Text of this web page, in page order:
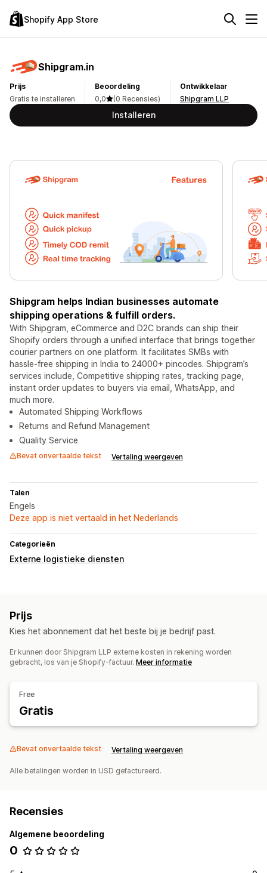
Shopify App Store
Shipgram.in
Prijs
Gratis te installeren
Beoordeling
0,0
(0 Recensies)
Ontwikkelaar
Shipgram LLP
Installeren
Shipgram helps Indian businesses automate
shipping operations & fulfill orders.
With Shipgram, eCommerce and D2C brands can ship their
Shopify orders through a unified interface that brings together
courier partners on one platform. It facilitates SMBs with
hassle-free shipping in India to 24000+ pincodes. Shipgram’s
services include, Competitive shipping rates, tracking page,
instant order updates to buyers via email, WhatsApp, and
much more.
Automated Shipping Workflows
Returns and Refund Management
Quality Service
Bevat onvertaalde tekst Vertaling weergeven
Talen
Engels
Deze app is niet vertaald in het Nederlands
Categorieën
Externe logistieke diensten
Prijs
Kies het abonnement dat het beste bij je bedrijf past.
Er kunnen door Shipgram LLP externe kosten in rekening worden
gebracht, los van je Shopify-factuur. Meer informatie
Free
Gratis
Bevat onvertaalde tekst Vertaling weergeven
Alle betalingen worden in USD gefactureerd.
Recensies
Algemene beoordeling
0